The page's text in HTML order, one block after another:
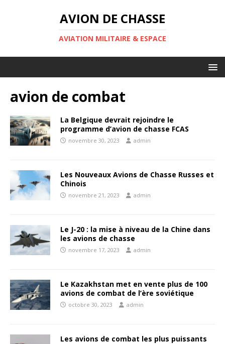
AVION DE CHASSE
AVIATION MILITAIRE & ESPACE
avion de combat
La Belgique devrait rejoindre le
programme d’avion de chasse FCAS
novembre 30, 2023 admin
Les Nouveaux Avions de Chasse Russes et
Chinois
novembre 21, 2023 admin
Le J-20 : la mise à niveau de la Chine dans
les avions de chasse
novembre 17, 2023 admin
Le Kazakhstan met en vente plus de 100
avions de combat de l’ère soviétique
octobre 30, 2023 admin
Les avions de combat les plus puissants